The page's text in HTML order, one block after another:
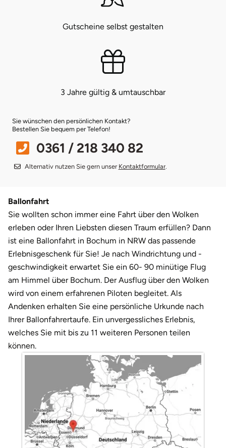
Gutscheine selbst gestalten
3 Jahre gültig & umtauschbar
Sie wünschen den persönlichen Kontakt?
Bestellen Sie bequem per Telefon!
0361 / 218 340 82
Alternativ nutzen Sie gern unser Kontaktformular.
Ballonfahrt
Sie wollten schon immer eine Fahrt über den Wolken
erleben oder Ihren Liebsten diesen Traum erfüllen? Dann
ist eine Ballonfahrt in Bochum in NRW das passende
Erlebnisgeschenk für Sie! Je nach Windrichtung und -
geschwindigkeit erwartet Sie ein 60- 90 minütige Flug
am Himmel über Bochum. Der Ausflug über den Wolken
wird von einem erfahrenen Piloten begleitet. Als
Andenken erhalten Sie eine persönliche Urkunde nach
Ihrer Ballonfahrertaufe. Ein unvergessliches Erlebnis,
welches Sie mit bis zu 11 weiteren Personen teilen
können.
Riesa
Ruhrgebiet
Sömmerda
Weimar
sächsische Schweiz
Weimar
Weißenfels